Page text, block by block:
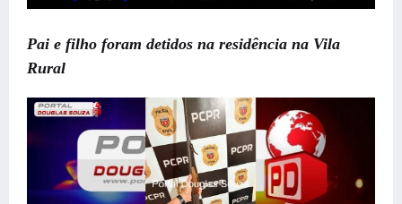
Pai e filho foram detidos na residência na Vila
Rural